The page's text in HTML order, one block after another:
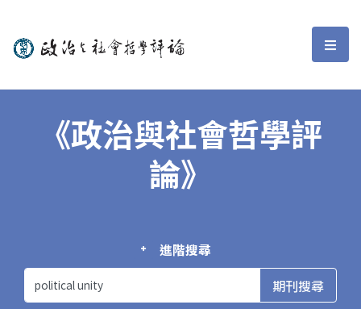
政治與社會哲學評論 選
《政治與社會哲學評
論》
進階搜尋